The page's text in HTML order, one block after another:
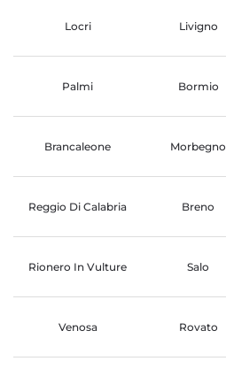
Locri Livigno
Palmi Bormio
Brancaleone Morbegno
Reggio Di Calabria Breno
Rionero In Vulture Salo
Venosa Rovato